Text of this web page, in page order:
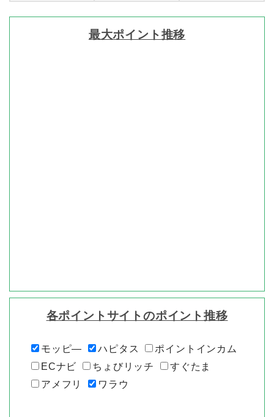
最大ポイント推移
各ポイントサイトのポイント推移
モッピ― ハピタス
ポイントインカム
ECナビ
ちょびリッチ
すぐたま
アメフリ
ワラウ